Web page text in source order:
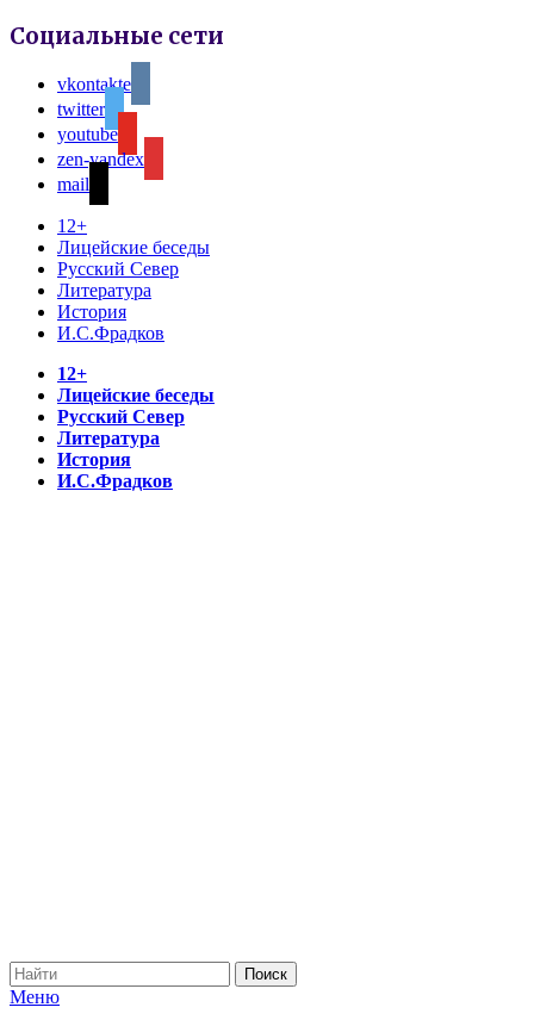
Социальные сети
vkontakte
twitter
youtube
zen-yandex
mail
12+
Лицейские беседы
Русский Север
Литература
История
И.С.Фрадков
12+
Лицейские беседы
Русский Север
Литература
История
И.С.Фрадков
Меню